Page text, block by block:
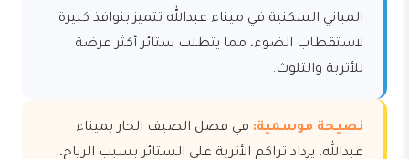
المباني السكنية في ميناء عبدالله تتميز بنوافذ كبيرة
لاستقطاب الضوء، مما يتطلب ستائر أكثر عرضة
للأتربة والتلوث.
نصيحة موسمية: في فصل الصيف الحار بميناء
عبدالله، يزداد تراكم الأتربة على الستائر بسبب الرياح،